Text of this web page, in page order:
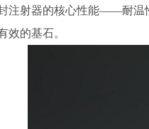
注射器的核心性能——耐温
效的基石。